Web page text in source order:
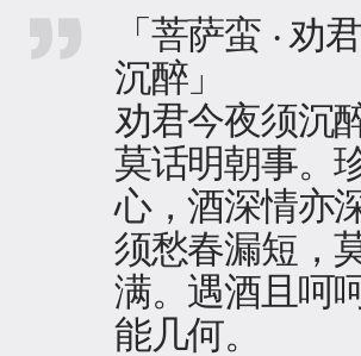
「菩萨蛮 · 劝
沉醉」
劝君今夜须沉
莫话明朝事。
心，酒深情亦深
须愁春漏短，
满。遇酒且呵
能几何。